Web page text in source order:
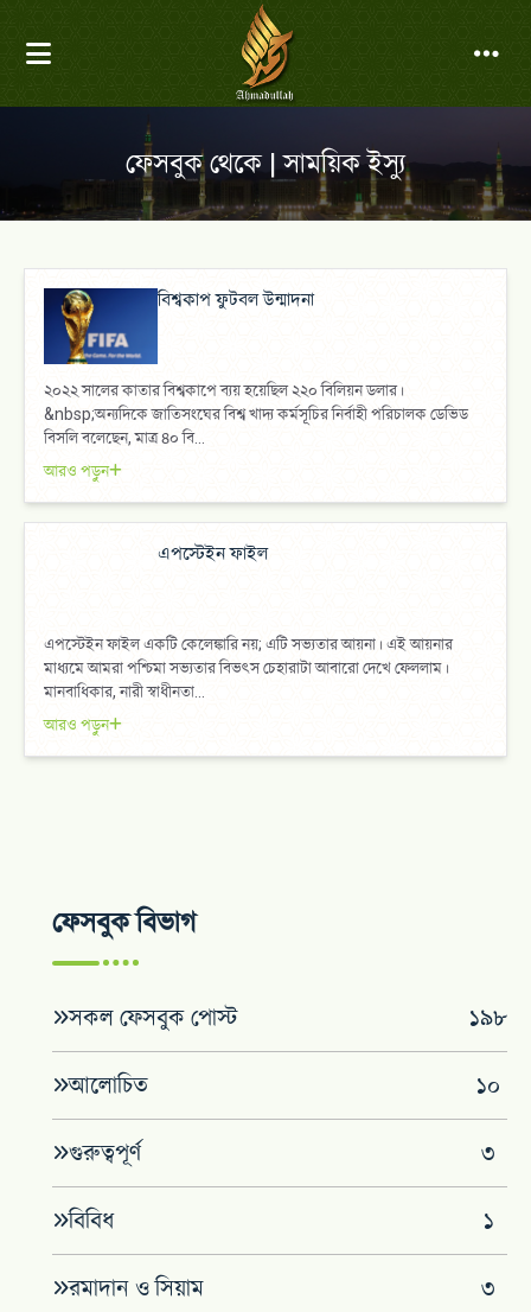
ফেসবুক থেকে | সাময়িক ইস্যু
বিশ্বকাপ ফুটবল উন্মাদনা
২০২২ সালের কাতার বিশ্বকাপে ব্যয় হয়েছিল ২২০ বিলিয়ন ডলার।
&nbsp;অন্যদিকে জাতিসংঘের বিশ্ব খাদ্য কর্মসূচির নির্বাহী পরিচালক ডেভিড
বিসলি বলেছেন, মাত্র ৪০ বি...
আরও পড়ুন
এপস্টেইন ফাইল
এপস্টেইন ফাইল একটি কেলেঙ্কারি নয়; এটি সভ্যতার আয়না। এই আয়নার
মাধ্যমে আমরা পশ্চিমা সভ্যতার বিভৎস চেহারাটা আবারো দেখে ফেললাম।
মানবাধিকার, নারী স্বাধীনতা...
আরও পড়ুন
ফেসবুক বিভাগ
সকল ফেসবুক পোস্ট ১৯৮
আলোচিত ১০
গুরুত্বপূর্ণ ৩
বিবিধ ১
রমাদান ও সিয়াম ৩